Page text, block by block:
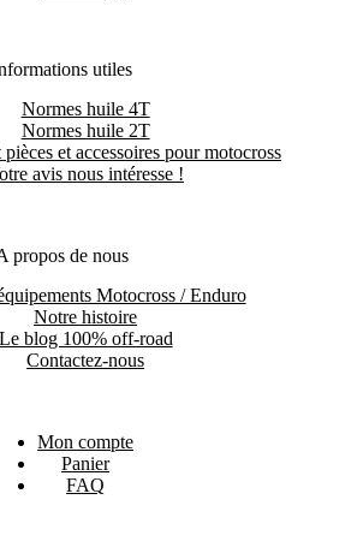
utiles
Normes huile 4T
Normes huile 2T
et accessoires pour motocross
avis nous intéresse !
propos de nous
Motocross / Enduro
Notre histoire
Le blog 100% off-road
Contactez-nous
Mon compte
Panier
FAQ